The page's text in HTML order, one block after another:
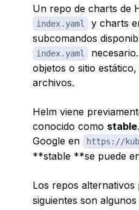
Un repo de charts de
index.yaml y charts
subcomandos
index.yaml
objetos o sitio
archivos.
Helm viene
conocido como stable
Google en
https://
**stable **se puede
Los repos
siguientes son